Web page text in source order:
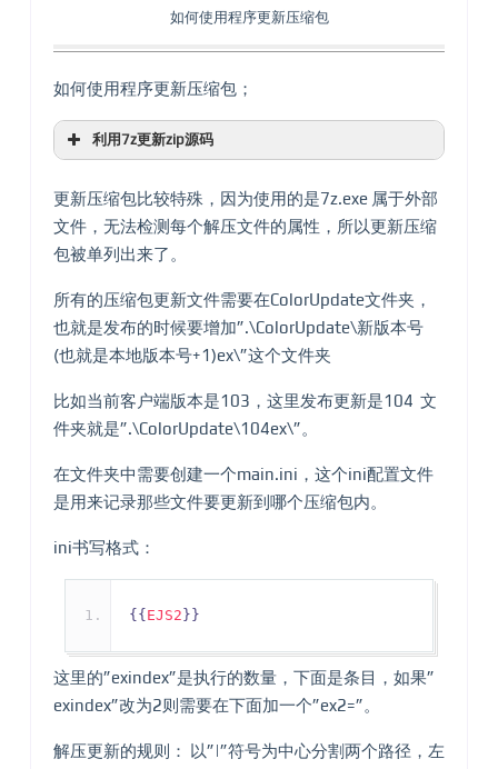
如何使用程序更新压缩包
如何使用程序更新压缩包；
利用7z更新zip源码
{{EJS1}}
更新压缩包比较特殊，因为使用的是7z.exe 属于外部
文件，无法检测每个解压文件的属性，所以更新压缩
包被单列出来了。
所有的压缩包更新文件需要在ColorUpdate文件夹，
也就是发布的时候要增加”.\ColorUpdate\新版本号
(也就是本地版本号+1)ex\”这个文件夹
比如当前客户端版本是103，这里发布更新是104 文
件夹就是”.\ColorUpdate\104ex\”。
在文件夹中需要创建一个main.ini，这个ini配置文件
是用来记录那些文件要更新到哪个压缩包内。
ini书写格式：
{{ EJS2 }}
这里的”exindex”是执行的数量，下面是条目，如果”
exindex”改为2则需要在下面加一个”ex2=”。
解压更新的规则： 以”|”符号为中心分割两个路径，左